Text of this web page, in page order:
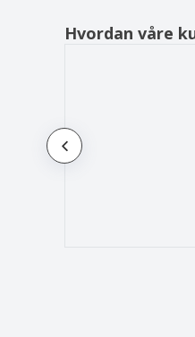
Skjermbrett
Hvordan våre